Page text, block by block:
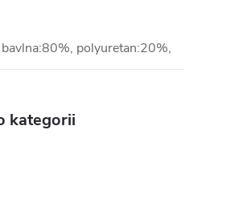
bavlna:80%, polyuretan:20%,
kategorii